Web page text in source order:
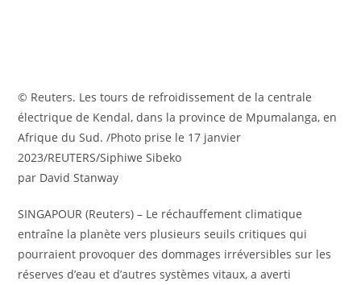
© Reuters. Les tours de refroidissement de la centrale
électrique de Kendal, dans la province de Mpumalanga, en
Afrique du Sud. /Photo prise le 17 janvier
2023/REUTERS/Siphiwe Sibeko
par David Stanway
SINGAPOUR (Reuters) – Le réchauffement climatique
entraîne la planète vers plusieurs seuils critiques qui
pourraient provoquer des dommages irréversibles sur les
réserves d’eau et d’autres systèmes vitaux, a averti